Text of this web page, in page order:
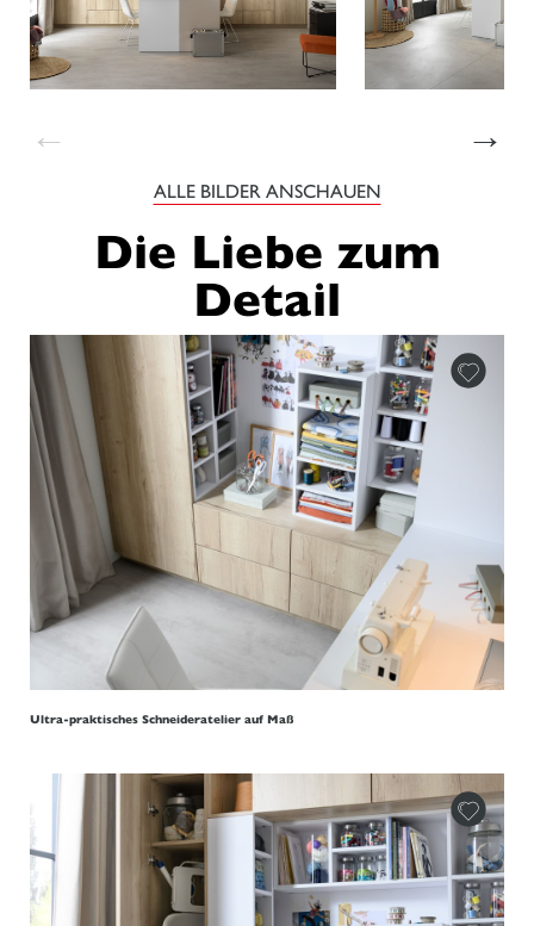
← →
ALLE BILDER ANSCHAUEN
Die Liebe zum
Detail
Ultra-praktisches Schneideratelier auf Maß